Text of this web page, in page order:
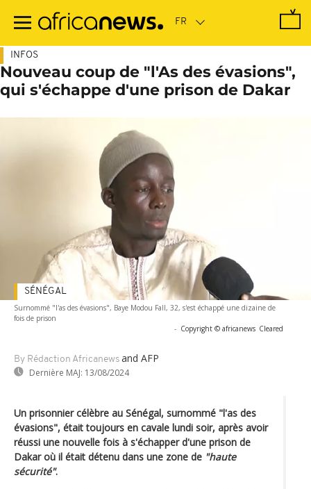
contenu
INFOS
Nouveau coup de "l'As des évasions",
qui s'échappe d'une prison de Dakar
Surnommé "l'as des évasions", Baye Modou Fall, 32, s'est échappé une dizaine de
fois de prison
- Copyright © africanews Cleared
By Rédaction Africanews and AFP
Dernière MAJ: 13/08/2024
SÉNÉGAL
Un prisonnier célèbre au Sénégal, surnommé "l'as des
évasions", était toujours en cavale lundi soir, après avoir
réussi une nouvelle fois à s'échapper d'une prison de
Dakar où il était détenu dans une zone de "haute
sécurité".